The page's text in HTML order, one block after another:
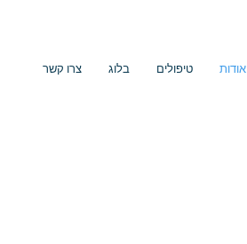
צרו קשר בלוג טיפולים אודות